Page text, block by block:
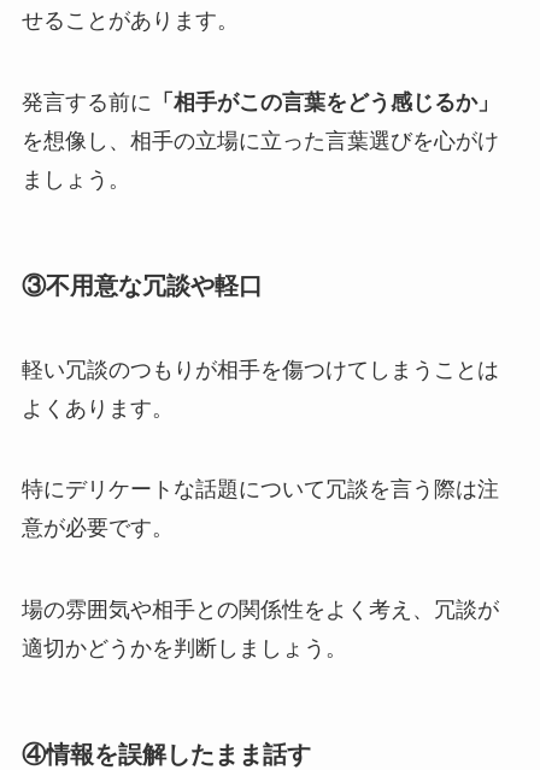
せることがあります。
発言する前に 「相手がこの言葉をどう感じるか」
を想像し、相手の立場に立った言葉選びを心がけ
ましょう。
③不用意な冗談や軽口
軽い冗談のつもりが相手を傷つけてしまうことは
よくあります。
特にデリケートな話題について冗談を言う際は注
意が必要です。
場の雰囲気や相手との関係性をよく考え、冗談が
適切かどうかを判断しましょう。
④情報を誤解したまま話す